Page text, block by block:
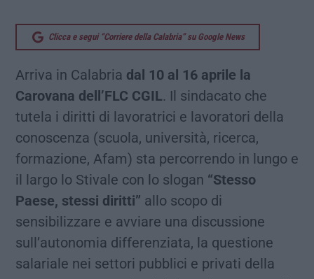
Clicca e segui “Corriere della Calabria” su Google News
Arriva in Calabria dal 10 al 16 aprile la
Carovana dell’FLC CGIL. Il sindacato che
tutela i diritti di lavoratrici e lavoratori della
conoscenza (scuola, università, ricerca,
formazione, Afam) sta percorrendo in lungo e
il largo lo Stivale con lo slogan “Stesso
Paese, stessi diritti” allo scopo di
sensibilizzare e avviare una discussione
sull’autonomia differenziata, la questione
salariale nei settori pubblici e privati della